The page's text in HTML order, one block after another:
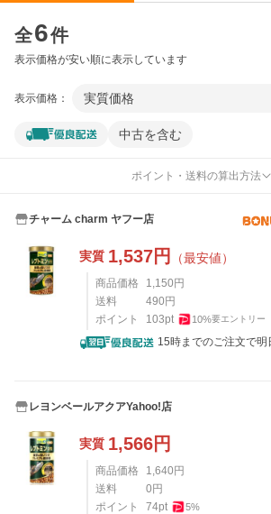
全6件
表示価格が安い順に表示しています
表示価格： 実質価格
中古を含む
ポイント・送料の算出方法
チャーム charm ヤフー店
実質 1,537円 （最安値）
商品価格 1,150 円
送料
490 円
ポイント
103pt 10%要エントリー
15時までのご注文で明
レヨンベールアクアYahoo!店
実質 1,566円
商品価格 1,640 円
送料
0 円
ポイント
74pt 5%